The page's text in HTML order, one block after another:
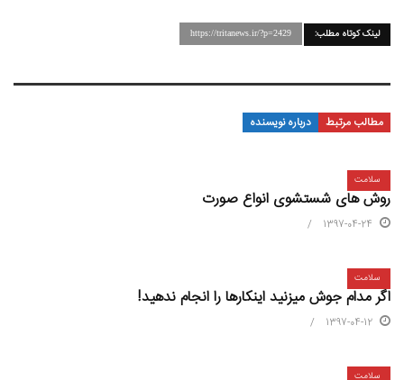
لینک کوتاه مطلب: https://tritanews.ir/?p=2429
مطالب مرتبط درباره نویسنده
سلامت
روش های شستشوی انواع صورت
1397-04-24
سلامت
اگر مدام جوش میزنید اینکارها را انجام ندهید!
1397-04-12
سلامت